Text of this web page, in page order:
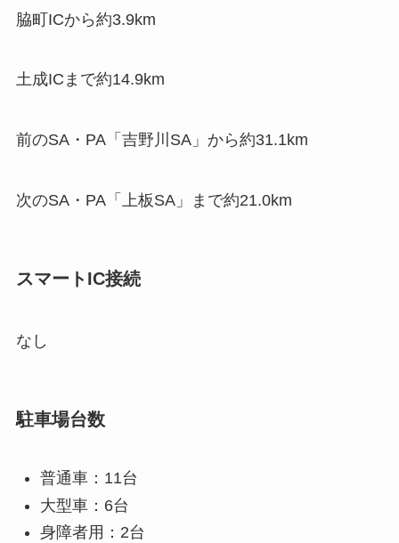
脇町ICから約3.9km
土成ICまで約14.9km
前のSA・PA「吉野川SA」から約31.1km
次のSA・PA「上板SA」まで約21.0km
スマートIC接続
なし
駐車場台数
普通車：11台
大型車：6台
身障者用：2台